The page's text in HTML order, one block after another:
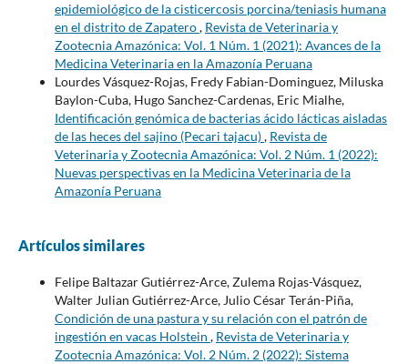
epidemiológico de la cisticercosis porcina/teniasis humana
en el distrito de Zapatero, Revista de Veterinaria y
Zootecnia Amazónica: Vol. 1 Núm. 1 (2021): Avances de la
Medicina Veterinaria en la Amazonía Peruana
Lourdes Vásquez-Rojas, Fredy Fabian-Dominguez, Miluska
Baylon-Cuba, Hugo Sanchez-Cardenas, Eric Mialhe,
Identificación genómica de bacterias ácido lácticas aisladas
de las heces del sajino (Pecari tajacu), Revista de
Veterinaria y Zootecnia Amazónica: Vol. 2 Núm. 1 (2022):
Nuevas perspectivas en la Medicina Veterinaria de la
Amazonía Peruana
Artículos similares
Felipe Baltazar Gutiérrez-Arce, Zulema Rojas-Vásquez,
Walter Julian Gutiérrez-Arce, Julio César Terán-Piña,
Condición de una pastura y su relación con el patrón de
ingestión en vacas Holstein , Revista de Veterinaria y
Zootecnia Amazónica: Vol. 2 Núm. 2 (2022): Sistema